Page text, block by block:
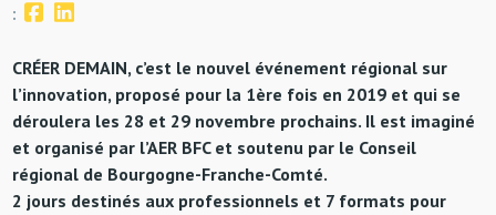
:
CRÉER DEMAIN, c’est le nouvel événement régional sur
l’innovation, proposé pour la 1ère fois en 2019 et qui se
déroulera les 28 et 29 novembre prochains. Il est imaginé
et organisé par l’AER BFC et soutenu par le Conseil
régional de Bourgogne-Franche-Comté.
2 jours destinés aux professionnels et 7 formats pour